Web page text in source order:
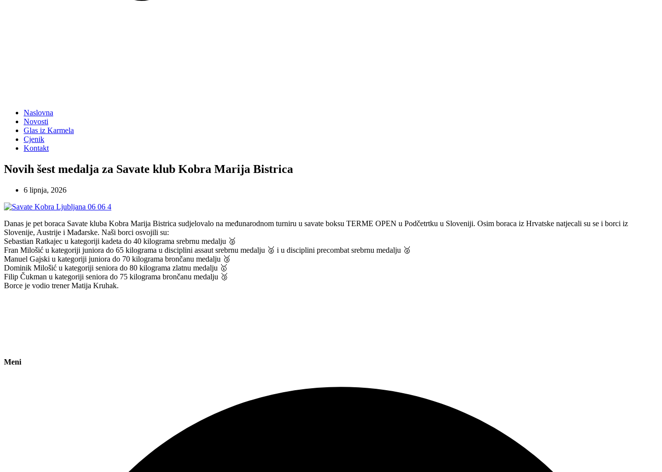
Naslovna
Novosti
Glas iz Karmela
Cjenik
Kontakt
Novih šest medalja za Savate klub Kobra Marija Bistrica
6 lipnja, 2026
Danas je pet boraca Savate kluba Kobra Marija Bistrica sudjelovalo na međunarodnom turniru u savate boksu TERME OPEN u Podčetrtku u Sloveniji. Osim boraca iz Hrvatske natjecali su se i borci iz
Slovenije, Austrije i Mađarske. Naši borci osvojili su:
Sebastian Ratkajec u kategoriji kadeta do 40 kilograma srebrnu medalju 🥈
Fran Milošić u kategoriji juniora do 65 kilograma u disciplini assaut srebrnu medalju 🥈 i u disciplini precombat srebrnu medalju 🥈
Manuel Gajski u kategoriji juniora do 70 kilograma brončanu medalju 🥉
Dominik Milošić u kategoriji seniora do 80 kilograma zlatnu medalju 🥇
Filip Čukman u kategoriji seniora do 75 kilograma brončanu medalju 🥉
Borce je vodio trener Matija Kruhak.
Meni